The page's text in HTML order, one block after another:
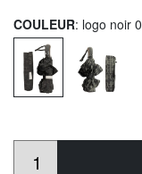
COULEUR: logo noir